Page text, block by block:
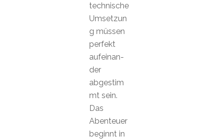
technische
Umsetzun
g müssen
perfekt
aufeinan-
der
abgestim
mt sein.
Das
Abenteuer
beginnt in